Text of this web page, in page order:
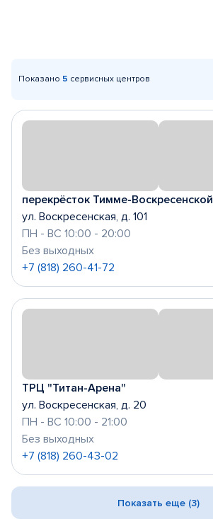
Показано 5 сервисных центров
перекрёсток Тимме-Воскресенской
ул. Воскресенская, д. 101
ПН - ВС 10:00 - 20:00
Без выходных
+7 (818) 260-41-72
ТРЦ "Титан-Арена"
ул. Воскресенская, д. 20
ПН - ВС 10:00 - 21:00
Без выходных
+7 (818) 260-43-02
Показать еще (3)